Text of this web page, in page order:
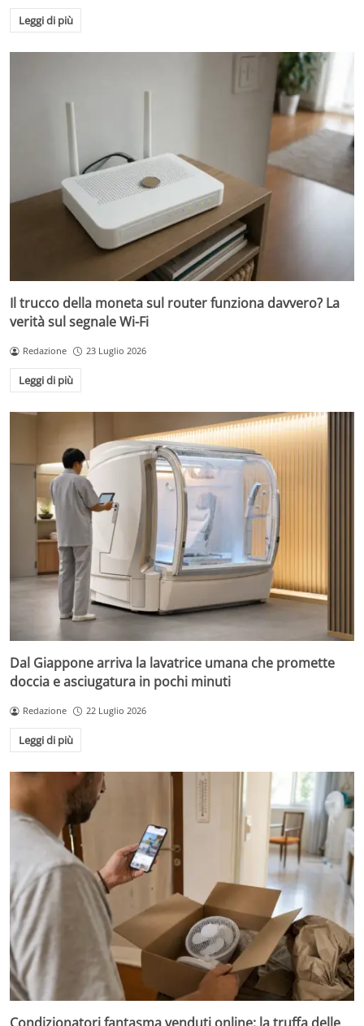
Leggi di più
Il trucco della moneta sul router funziona davvero? La
verità sul segnale Wi-Fi
Redazione 23 Luglio 2026
Leggi di più
Dal Giappone arriva la lavatrice umana che promette
doccia e asciugatura in pochi minuti
Redazione 22 Luglio 2026
Leggi di più